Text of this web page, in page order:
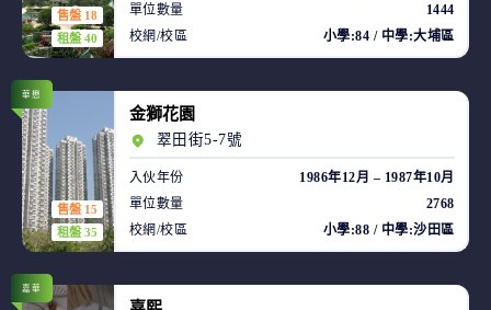
售盤 18
租盤 40
單位數量
1444
校網/校區
小學:84 / 中學:大埔區
售盤 15
租盤 35
華懋
金獅花園
翠田街5-7號
入伙年份
1986年12月 – 1987年10月
單位數量
2768
校網/校區
小學:88 / 中學:沙田區
嘉華